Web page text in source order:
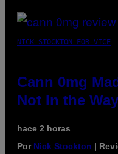
NICK STOCKTON FOR VICE
Cann 0mg
Not In the
hace 2 horas
Por Nick Stockton |